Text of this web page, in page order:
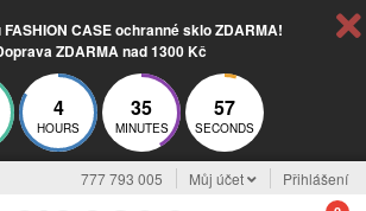
CASE ochranné sklo ZDARMA!
ZDARMA nad 1300 Kč
4
HOURS
35
MINUTES
56
SECONDS
777 793 005 Můj účet Přihlášení